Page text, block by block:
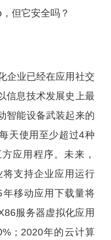
但它安全吗？
企业已经在应用社交
信息技术发展史上最
智能设备武装起来的
天使用至少超过4种
应用程序。未来，
支持企业应用运行
移动应用下载量将
服务器虚拟化应用
；2020年的云计算